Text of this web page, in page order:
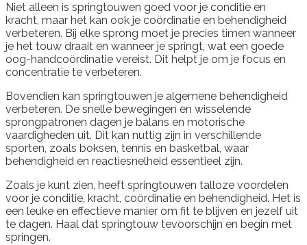
Niet alleen is springtouwen goed voor je conditie en
kracht, maar het kan ook je coördinatie en behendigheid
verbeteren. Bij elke sprong moet je precies timen wanneer
je het touw draait en wanneer je springt, wat een goede
oog-handcoördinatie vereist. Dit helpt je om je focus en
concentratie te verbeteren.
Bovendien kan springtouwen je algemene behendigheid
verbeteren. De snelle bewegingen en wisselende
sprongpatronen dagen je balans en motorische
vaardigheden uit. Dit kan nuttig zijn in verschillende
sporten, zoals boksen, tennis en basketbal, waar
behendigheid en reactiesnelheid essentieel zijn.
Zoals je kunt zien, heeft springtouwen talloze voordelen
voor je conditie, kracht, coördinatie en behendigheid. Het is
een leuke en effectieve manier om fit te blijven en jezelf uit
te dagen. Haal dat springtouw tevoorschijn en begin met
springen.